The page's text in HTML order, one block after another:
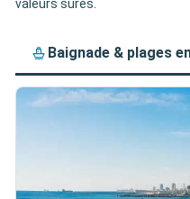
valeurs sûres.
Baignade & plages